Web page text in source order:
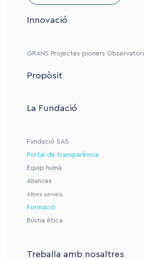
Innovació
GRANS Projectes pioners Observatori
Propòsit
La Fundació
Fundació SAS
Portal de transparència
Equip humà
Aliances
Altres serveis
Formació
Bústia ètica
Treballa amb nosaltres